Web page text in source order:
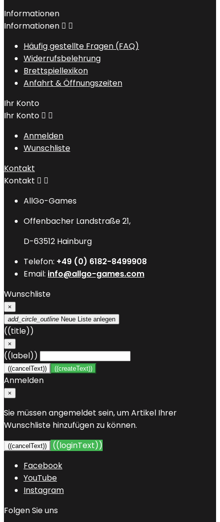
Informationen
Informationen  
Häufig gestellte Fragen (FAQ)
Widerrufsbelehrung
Brettspiellexikon
Anfahrt & Öffnungszeiten
Ihr Konto
Ihr Konto  
Anmelden
Wunschliste
Kontakt
Kontakt  
AllGo-Games
Offenbacher Landstraße 21,
D-63512 Hainburg
Telefon: +49 (0) 6182-8499908
Email: info@allgo-games.com
Wunschliste
×
add_circle_outline Neue Liste anlegen
((title))
×
((label))
((cancelText)) ((createText))
Anmelden
×
Sie müssen angemeldet sein, um Artikel Ihrer
Wunschliste hinzufügen zu können.
((cancelText))
((loginText))
Facebook
YouTube
Instagram
Folgen Sie uns